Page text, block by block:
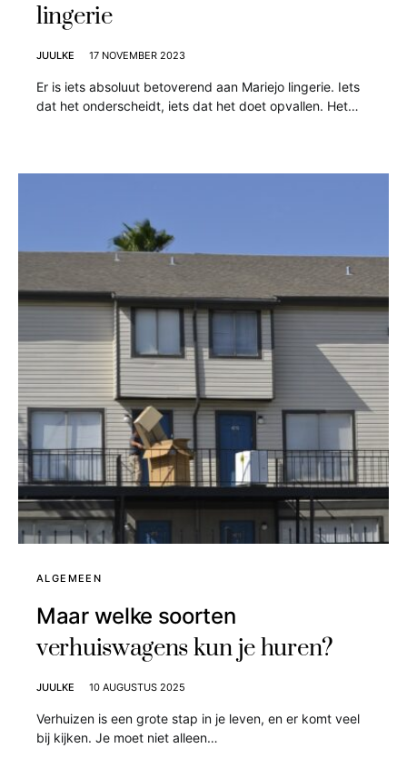
lingerie
JUULKE 17 NOVEMBER 2023
Er is iets absoluut betoverend aan Mariejo lingerie. Iets
dat het onderscheidt, iets dat het doet opvallen. Het…
ALGEMEEN
Maar welke soorten
verhuiswagens kun je huren?
JUULKE 10 AUGUSTUS 2025
Verhuizen is een grote stap in je leven, en er komt veel
bij kijken. Je moet niet alleen…